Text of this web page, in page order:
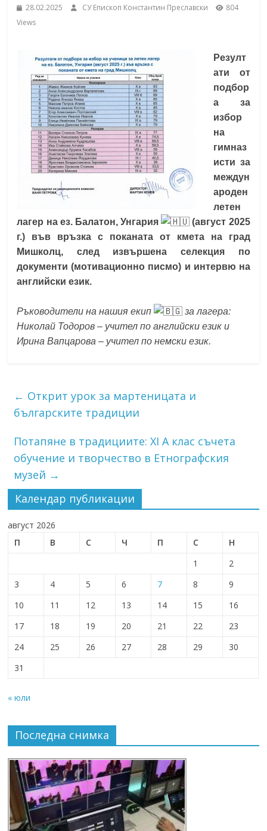
under the Erasmus+ Programme in
School,
Burgas
Средно
училище
"Епископ
Константин
Преславски"
Бургас
28.02.2025 СУ Епископ Константин Преславски
804
Views
Резулт
ати от
подбор
а за
избор
на
гимназ
исти за
междун
ароден
летен
лагер на ез. Балатон, Унгария
(август 2025
г.) във връзка с поканата от кмета на град
Мишколц, след извършена селекция по
документи (мотивационно писмо) и интервю на
английски език.
Ръководители на нашия екип
за лагера:
Николай Тодоров – учител по английски език и
Ирина Вапцарова – учител по немски език.
← Открит урок за мартеницата и
българските традиции
Потапяне в традициите: XI А клас съчета
обучение и творчество в Етнографския
музей →
Календар публикации
август 2026
П
В С Ч П С
Н
1
2
3
4 5 6 7 8
9
10
11 12 13 14 15
16
17
18 19 20 21 22
23
24
25 26 27 28 29
30
31
« юли
Последна снимка